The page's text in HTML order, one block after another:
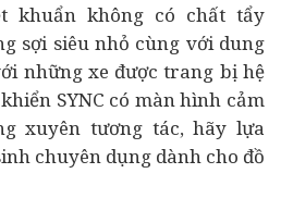
khuẩn không có chất tẩy
sợi siêu nhỏ cùng với dung
những xe được trang bị hệ
SYNC có màn hình cảm
xuyên tương tác, hãy lựa
chuyên dụng dành cho đồ